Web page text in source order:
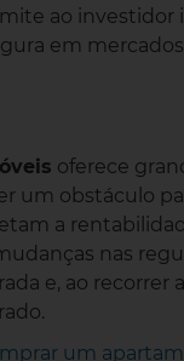
ao
em
oferece
um obstáculo
a
nas
e, ao
um